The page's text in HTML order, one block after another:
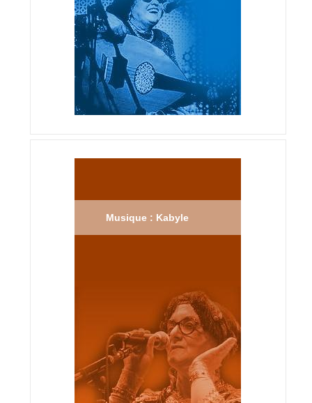
Musique : Kabyle